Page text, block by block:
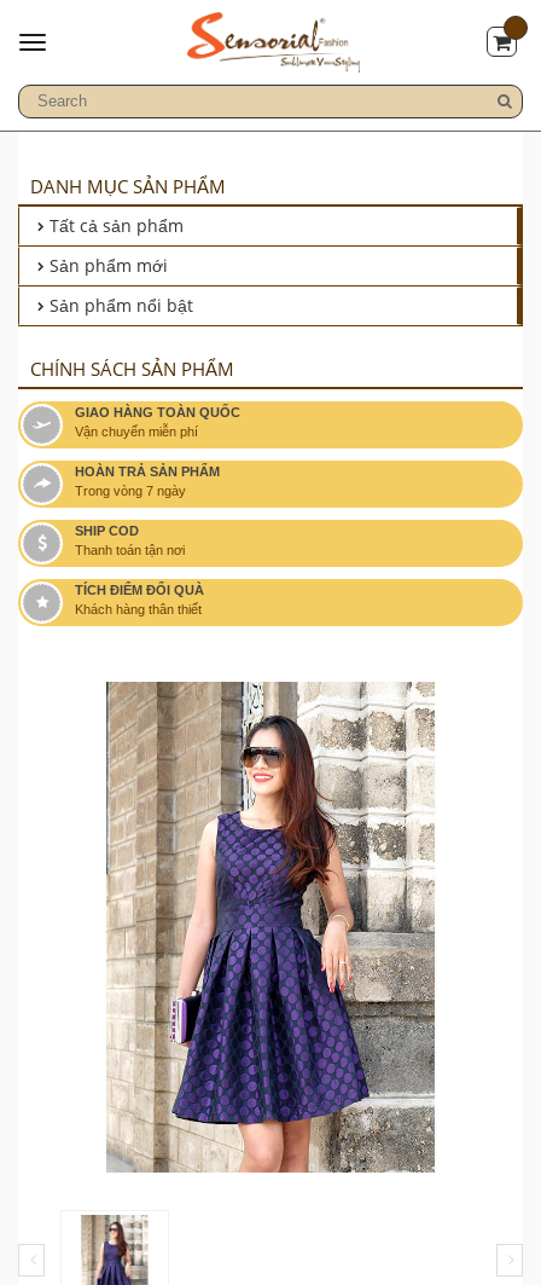
DANH MỤC SẢN PHẨM
Tất cả sản phẩm
Sản phẩm mới
Sản phẩm nổi bật
CHÍNH SÁCH SẢN PHẨM
GIAO HÀNG TOÀN QUỐC
Vận chuyển miễn phí
HOÀN TRẢ SẢN PHẨM
Trong vòng 7 ngày
SHIP COD
Thanh toán tận nơi
TÍCH ĐIỂM ĐỔI QUÀ
Khách hàng thân thiết